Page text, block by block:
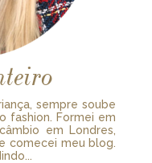
sempre soube
fashion. Formei em
em Londres,
comecei meu blog.